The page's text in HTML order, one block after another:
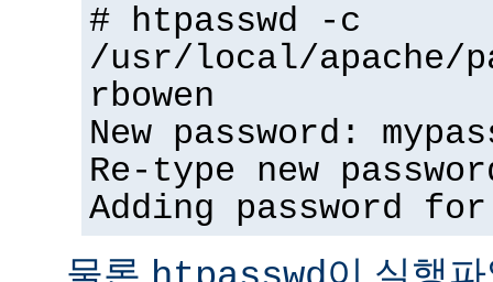
# htpasswd -c
/usr/local/apache/
rbowen
New password:
Re-type new
Adding password
물론
이 실행